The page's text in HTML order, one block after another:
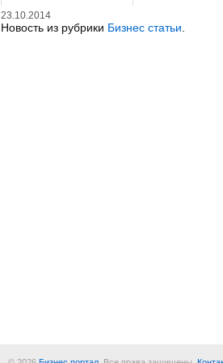
23.10.2014
Новость из рубрики Бизнес статьи